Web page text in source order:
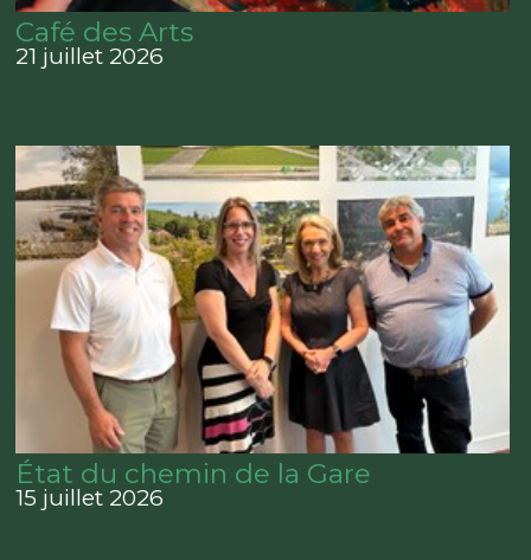
Café des Arts
21 juillet 2026
État du chemin de la Gare
15 juillet 2026